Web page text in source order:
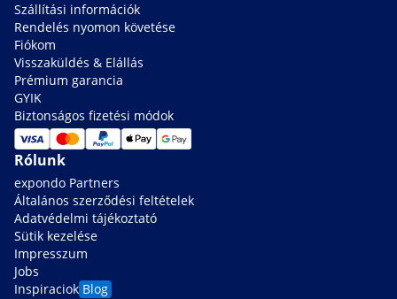
Szállítási információk
Rendelés nyomon követése
Fiókom
Visszaküldés & Elállás
Prémium garancia
GYIK
Biztonságos fizetési módok
Rólunk
expondo Partners
Általános szerződési feltételek
Adatvédelmi tájékoztató
Sütik kezelése
Impresszum
Jobs
Inspiraciok Blog